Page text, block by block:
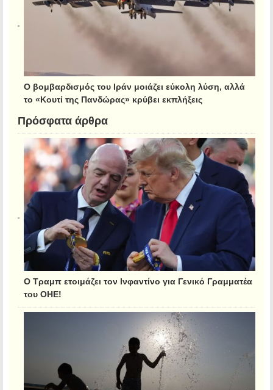
Ο βομβαρδισμός του Ιράν μοιάζει εύκολη λύση, αλλά
το «Κουτί της Πανδώρας» κρύβει εκπλήξεις
Πρόσφατα άρθρα
Ο Τραμπ ετοιμάζει τον Ινφαντίνο για Γενικό Γραμματέα
του ΟΗΕ!